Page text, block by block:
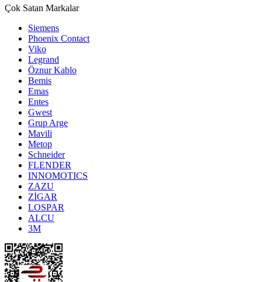
Çok Satan Markalar
Siemens
Phoenix Contact
Viko
Legrand
Öznur Kablo
Bemis
Emas
Entes
Gwest
Grup Arge
Mavili
Metop
Schneider
FLENDER
INNOMOTICS
ZAZU
ZİGAR
LOSPAR
ALCU
3M